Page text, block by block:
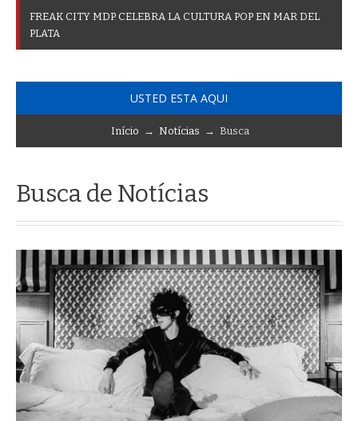
FREAK CITY MDP CELEBRA LA CULTURA POP EN MAR DEL
PLATA
USTED ESTA AQUI
Início → Notícias → Busca
Busca de Notícias